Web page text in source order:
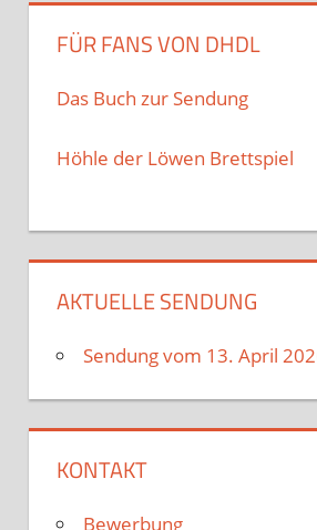
FÜR FANS VON DHDL
Das Buch zur Sendung
Höhle der Löwen Brettspiel
AKTUELLE SENDUNG
Sendung vom 13. April
KONTAKT
Bewerbung